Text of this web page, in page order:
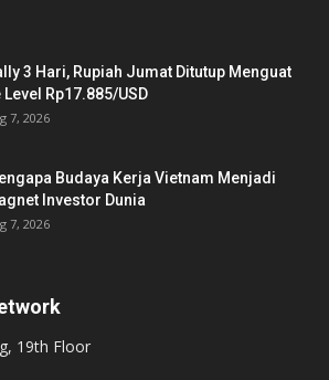
3 Hari, Rupiah Jumat Ditutup Menguat
Level Rp17.885/USD
7, 2026
Budaya Kerja Vietnam Menjadi
Investor Dunia
7, 2026
19th Floor